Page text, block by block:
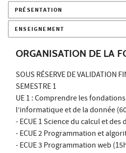
PRÉSENTATION
ENSEIGNEMENT
ORGANISATION DE LA
SOUS RÉSERVE DE VALIDATION
SEMESTRE 1
UE 1 : Comprendre les
l’informatique et de la donnée
- ECUE 1 Science du calcul et des
- ECUE 2 Programmation et
- ECUE 3 Programmation web